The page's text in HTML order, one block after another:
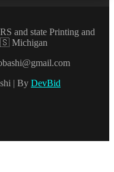
and state Printing and
Michigan
| By DevBid